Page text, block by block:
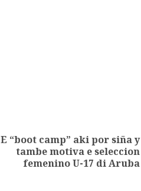
E “boot camp” aki por siña y
tambe motiva e seleccion
femenino U-17 di Aruba